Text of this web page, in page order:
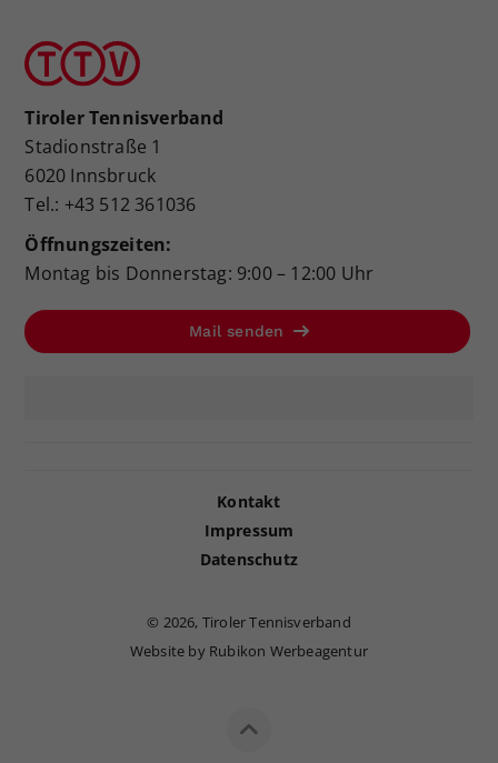
Tiroler Tennisverband
Stadionstraße 1
6020 Innsbruck
Tel.: +43 512 361036
Öffnungszeiten:
Montag bis Donnerstag: 9:00 – 12:00 Uhr
Mail senden
Kontakt
Impressum
Datenschutz
© 2026, Tiroler Tennisverband
Website by Rubikon Werbeagentur